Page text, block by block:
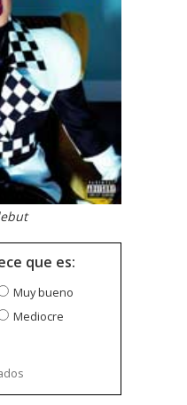
que es:
Muy bueno
Mediocre